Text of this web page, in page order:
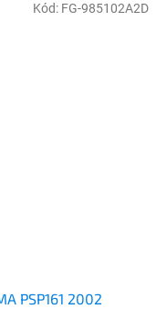
PSP161 2002
Kód: FG-985102A2D